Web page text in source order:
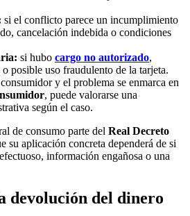
si el conflicto parece un incumplimiento
cancelación indebida o condiciones
si hubo cargo no autorizado,
posible uso fraudulento de la tarjeta.
y el problema se enmarca en
, puede valorarse una
según el caso.
de consumo parte del Real Decreto
su aplicación concreta dependerá de si
información engañosa o una
devolución del dinero